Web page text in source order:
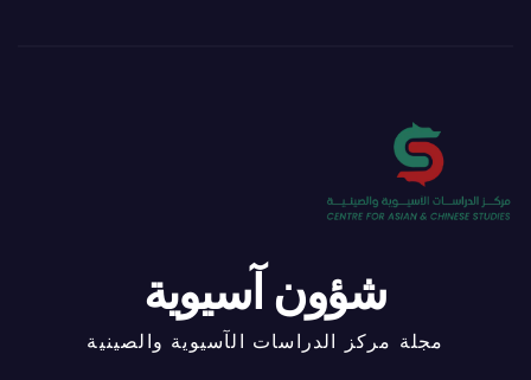
شؤون آسيوية
مجلة مركز الدراسات الآسيوية والصينية